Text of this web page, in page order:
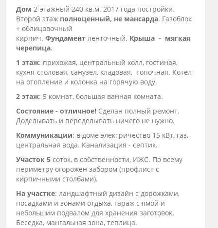
Дом2-этажный 240 кв.м. 2017 года постройки.
Второй этаж полноценный, не мансарда. Газоблок
+ облицовочный
кирпич.Фундаментленточный. Крыша - мягкая
черепица.
1 этаж: прихожая, центральный холл, гостиная,
кухня-столовая, санузел, кладовая, топочная. Котел
на отопление и колонка на горячую воду.
2 этаж: 5 комнат, большая ванная комната.
Состояние - отличное! Сделан полный ремонт.
Доделывать и переделывать ничего не нужно.
Коммуникации: в доме электричество 15 кВт, газ,
центральная вода. Канализация - септик.
Участок 5 соток, в собственности, ИЖС. По всему
периметру огорожен забором (профлист с
кирпичными столбами).
На участке: ландшафтный дизайн с дорожками,
посадками и зонами отдыха, гараж с ямой и
небольшим подвалом для хранения заготовок.
Беседка, мангальная зона, теплица.